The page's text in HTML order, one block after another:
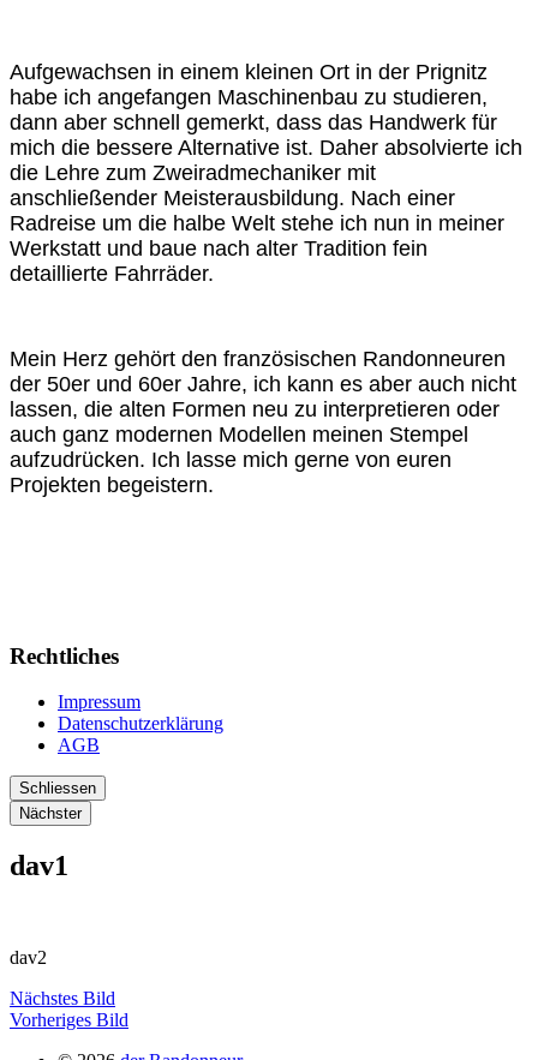
Aufgewachsen in einem kleinen Ort in der Prignitz
habe ich angefangen Maschinenbau zu studieren,
dann aber schnell gemerkt, dass das Handwerk für
mich die bessere Alternative ist. Daher absolvierte ich
die Lehre zum Zweiradmechaniker mit
anschließender Meisterausbildung. Nach einer
Radreise um die halbe Welt stehe ich nun in meiner
Werkstatt und baue nach alter Tradition fein
detaillierte Fahrräder.
Mein Herz gehört den französischen Randonneuren
der 50er und 60er Jahre, ich kann es aber auch nicht
lassen, die alten Formen neu zu interpretieren oder
auch ganz modernen Modellen meinen Stempel
aufzudrücken. Ich lasse mich gerne von euren
Projekten begeistern.
Rechtliches
Impressum
Datenschutzerklärung
AGB
Schliessen
Nächster
dav1
dav2
Nächstes Bild
Vorheriges Bild